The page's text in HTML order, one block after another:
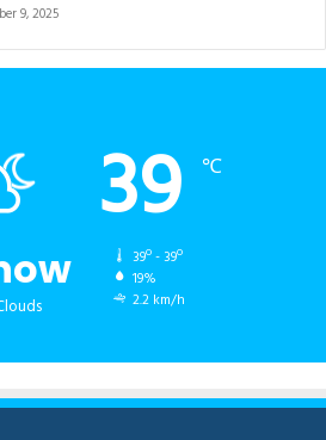
9, 2025
39 ℃
39º - 39º
19%
2.2 km/h